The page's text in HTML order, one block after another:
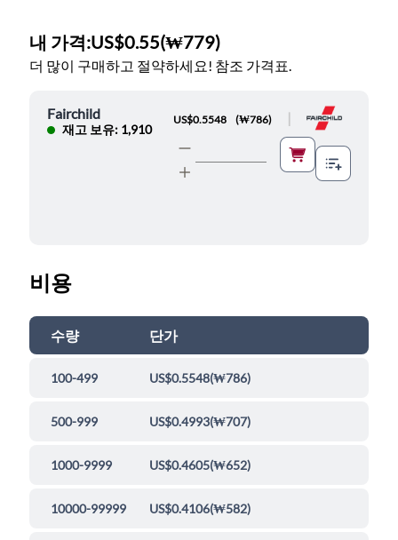
내 가격:US$0.55(₩779)
더 많이 구매하고 절약하세요! 참조 가격표.
Fairchild
재고 보유: 1,910
US$0.5548 (₩786)
비용
수량 단가
100-499 US$0.5548(₩786)
500-999 US$0.4993(₩707)
1000-9999 US$0.4605(₩652)
10000-99999 US$0.4106(₩582)